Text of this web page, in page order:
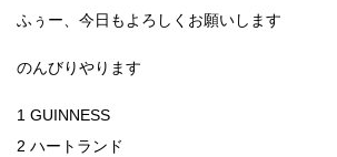
ふぅー、今日もよろしくお願いします
のんびりやります
1 GUINNESS
2 ハートランド